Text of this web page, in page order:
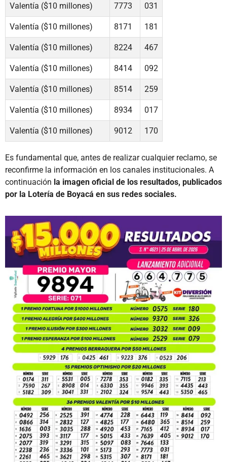
Valentía ($10 millones) 7773 031
Valentía ($10 millones) 8171 181
Valentía ($10 millones) 8224 467
Valentía ($10 millones) 8414 092
Valentía ($10 millones) 8514 259
Valentía ($10 millones) 8934 017
Valentía ($10 millones) 9012 170
Es fundamental que, antes de realizar cualquier reclamo, se
reconfirme la información en los canales institucionales. A
continuación la imagen oficial de los resultados, publicados
por la Lotería de Boyacá en sus redes sociales.